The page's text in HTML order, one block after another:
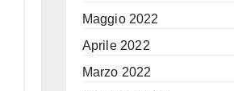
Maggio 2022
Aprile 2022
Marzo 2022